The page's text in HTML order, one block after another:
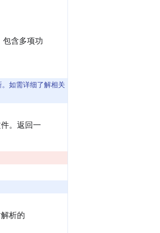
包含多项功
如需详细了解相关
。返回一
析的